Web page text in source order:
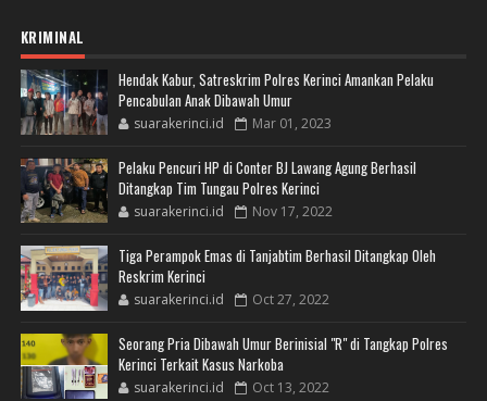
KRIMINAL
Hendak Kabur, Satreskrim Polres Kerinci Amankan Pelaku
Pencabulan Anak Dibawah Umur
suarakerinci.id Mar 01, 2023
Pelaku Pencuri HP di Conter BJ Lawang Agung Berhasil
Ditangkap Tim Tungau Polres Kerinci
suarakerinci.id Nov 17, 2022
Tiga Perampok Emas di Tanjabtim Berhasil Ditangkap Oleh
Reskrim Kerinci
suarakerinci.id Oct 27, 2022
Seorang Pria Dibawah Umur Berinisial "R" di Tangkap Polres
Kerinci Terkait Kasus Narkoba
suarakerinci.id Oct 13, 2022